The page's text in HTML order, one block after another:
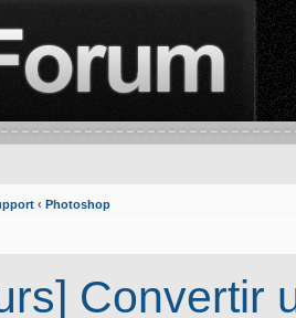
‹ Photoshop
Convertir